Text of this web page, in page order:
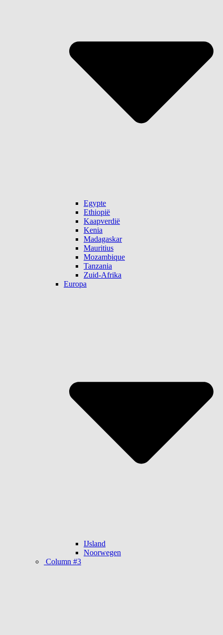
Egypte
Ethiopië
Kaapverdië
Kenia
Madagaskar
Mauritius
Mozambique
Tanzania
Zuid-Afrika
Europa
IJsland
Noorwegen
Column #3